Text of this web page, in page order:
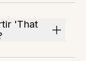
'That